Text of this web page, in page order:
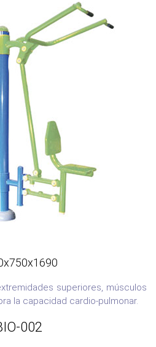
superiores, músculos
la capacidad cardio-pulmonar.
002